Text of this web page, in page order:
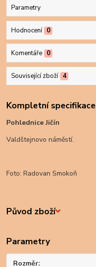
Parametry
Hodnocení 0
Komentáře 0
Související zboží 4
Kompletní specifikace
Pohlednice Jičín
Valdštejnovo náměstí.
Foto: Radovan Smokoň
Původ zboží
Parametry
Rozměr